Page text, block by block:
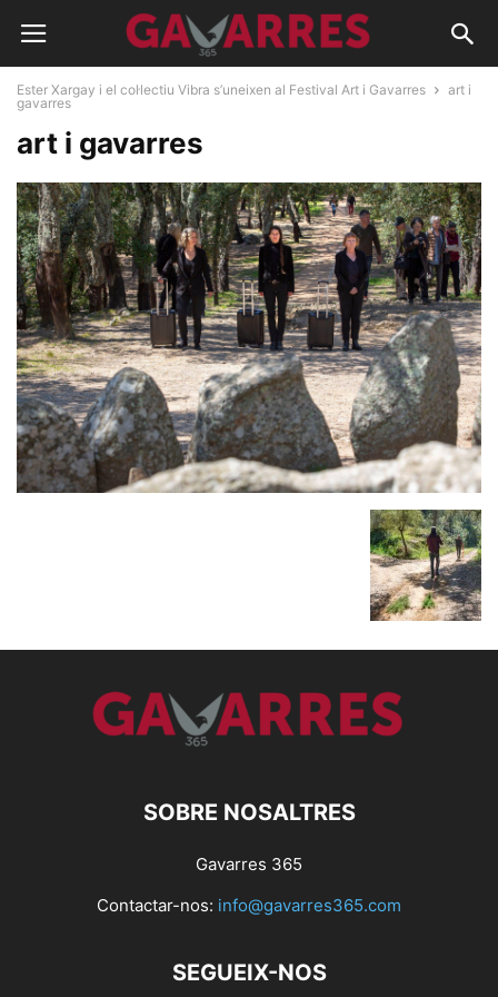
Ester Xargay i el col·lectiu Vibra s’uneixen al Festival Art i Gavarres
art i
gavarres
art i gavarres
SOBRE NOSALTRES
Gavarres 365
Contactar-nos: info@gavarres365.com
SEGUEIX-NOS